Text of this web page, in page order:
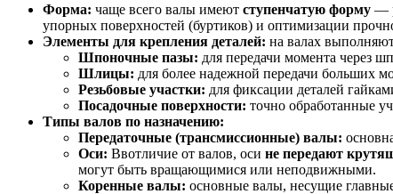
Форма: чаще всего валы имеют ступенчатую форму —
упорных поверхностей (буртиков) и оптимизации
Элементы для крепления деталей: на валах
Шпоночные пазы: для передачи момента через
Шлицы: для более надежной передачи больших
Резьбовые участки: для фиксации деталей
Посадочные поверхности: точно обработанные
Типы валов по назначению:
Передаточные (трансмиссионные) валы:
Оси: Ввотличие от валов, оси не передают
могут быть вращающимися или неподвижными.
Коренные валы: основные валы, несущие